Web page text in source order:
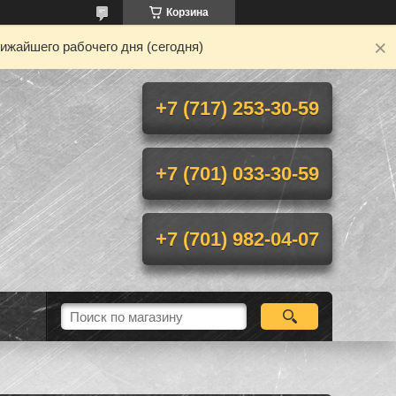
Корзина
рабочего дня (сегодня)
+7 (717) 253-30-59
+7 (701) 033-30-59
+7 (701) 982-04-07